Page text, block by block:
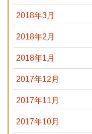
2018年3月
2018年2月
2018年1月
2017年12月
2017年11月
2017年10月